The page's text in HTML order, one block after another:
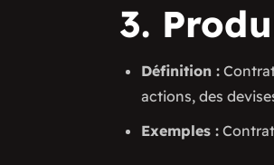
3.
Définition :
actions, des
Exemples :